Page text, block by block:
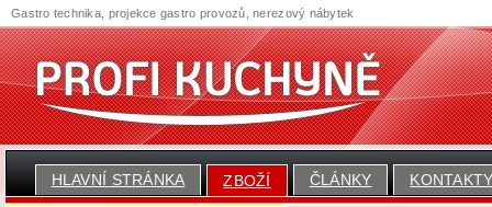
HLAVNÍ STRÁNKA ZBOŽÍ ČLÁNKY
Gastro technika, projekce gastro provozů, nerezový nábytek